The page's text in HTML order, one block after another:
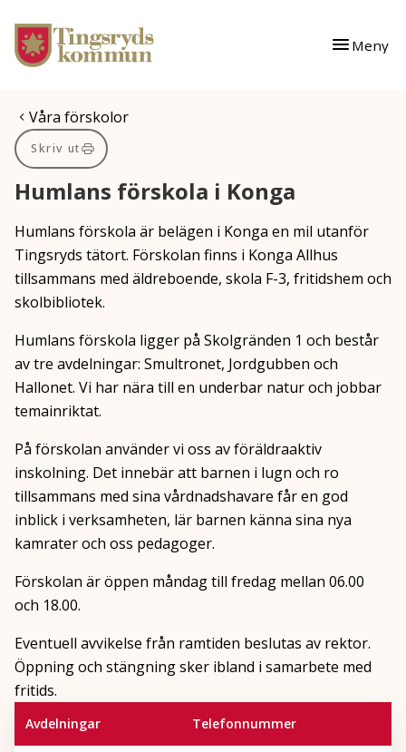
Gå till innehåll
Gå till huvudmeny
Meny
Du är här:
Våra förskolor
Skriv ut
Humlans förskola i Konga
Humlans förskola är belägen i Konga en mil utanför
Tingsryds tätort. Förskolan finns i Konga Allhus
tillsammans med äldreboende, skola F-3, fritidshem och
skolbibliotek.
Humlans förskola ligger på Skolgränden 1 och består
av tre avdelningar: Smultronet, Jordgubben och
Hallonet. Vi har nära till en underbar natur och jobbar
temainriktat.
På förskolan använder vi oss av föräldraaktiv
inskolning. Det innebär att barnen i lugn och ro
tillsammans med sina vårdnadshavare får en god
inblick i verksamheten, lär barnen känna sina nya
kamrater och oss pedagoger.
Förskolan är öppen måndag till fredag mellan 06.00
och 18.00.
Eventuell avvikelse från ramtiden beslutas av rektor.
Öppning och stängning sker ibland i samarbete med
fritids.
Avdelningar Telefonnummer